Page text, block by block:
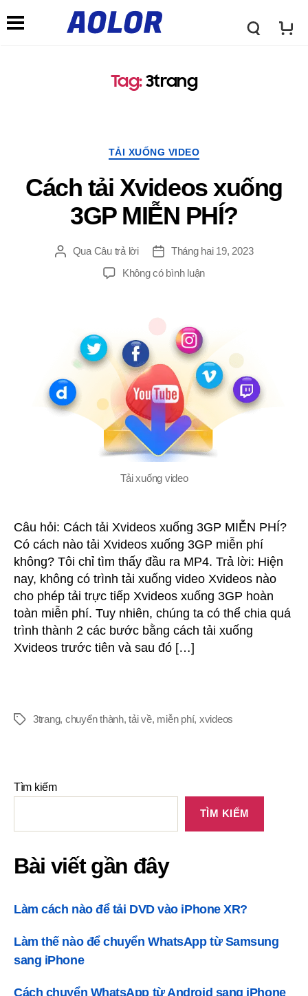
L
o
A
o
r
Tag: 3trang
TẢI XUỐNG VIDEO
Cách tải Xvideos xuống
3GP MIỄN PHÍ?
Qua Câu trả lời
Tháng hai 19, 2023
Không có bình luận
Tải xuống video
Câu hỏi: Cách tải Xvideos xuống 3GP MIỄN PHÍ?
Có cách nào tải Xvideos xuống 3GP miễn phí
không? Tôi chỉ tìm thấy đầu ra MP4. Trả lời: Hiện
nay, không có trình tải xuống video Xvideos nào
cho phép tải trực tiếp Xvideos xuống 3GP hoàn
toàn miễn phí. Tuy nhiên, chúng ta có thể chia quá
trình thành 2 các bước bằng cách tải xuống
Xvideos trước tiên và sau đó […]
3trang, chuyển thành,tải về, miễn phí, xvideos
Tìm kiếm
TÌM KIẾM
Bài viết gần đây
Làm cách nào để tải DVD vào iPhone XR?
Làm thế nào để chuyển WhatsApp từ Samsung
sang iPhone
Cách chuyển WhatsApp từ Android sang iPhone